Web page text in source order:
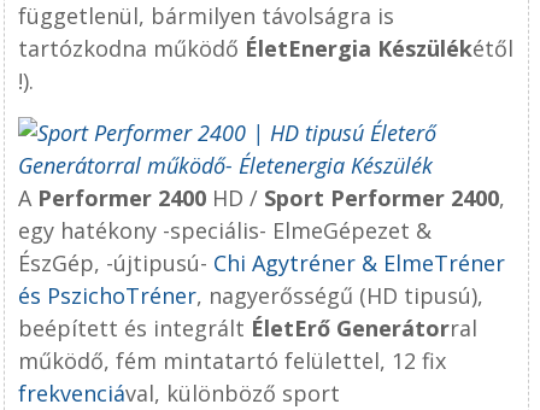
függetlenül, bármilyen távolságra is
tartózkodna működő ÉletEnergia Készülékétől
!).
A Performer 2400 HD / Sport Performer 2400,
egy hatékony -speciális- ElmeGépezet &
ÉszGép, -újtipusú- Chi Agytréner & ElmeTréner
és PszichoTréner, nagyerősségű (HD tipusú),
beépített és integrált ÉletErő Generátorral
működő, fém mintatartó felülettel, 12 fix
frekvenciával, különböző sport